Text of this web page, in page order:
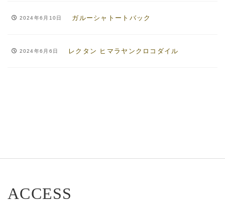
2024年6月10日 ガルーシャトートバック
2024年6月6日 レクタン ヒマラヤンクロコダイル
ACCESS